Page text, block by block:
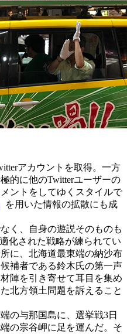
アカウントを取得。一方
的に他のTwitterユーザーの
ントをしてゆくスタイルで
を用いた情報の拡散にも成
く、自身の遊説そのものも
化された戦略が練られてい
に、北海道最東端の納沙布
補者である鈴木氏の第一声
陣を引き寄せて耳目を集め
北方領土問題を訴えること
の与那国島に、選挙戦3日
の宗谷岬に足を運んだ。そ